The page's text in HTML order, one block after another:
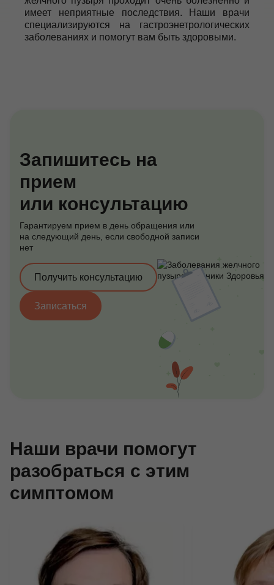
имеет неприятные последствия. Наши врачи
специализируются на гастроэнетрологических
заболеваниях и помогут вам быть здоровыми.
Запишитесь на
прием
или консультацию
Гарантируем прием в день обращения или
на следующий день, если свободной записи
нет
Записаться
Получить консультацию
Наши врачи помогут
разобраться с этим
симптомом